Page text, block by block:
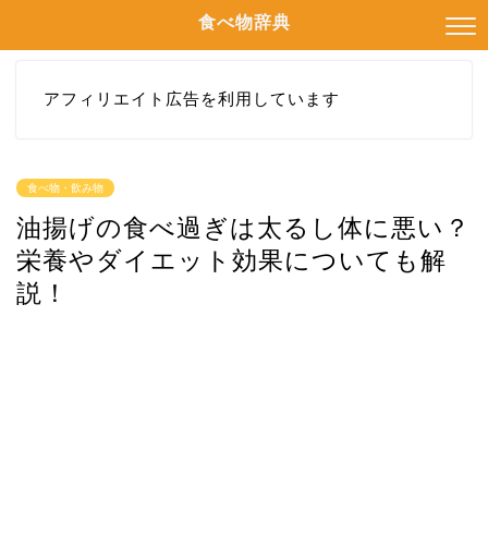
食べ物辞典
アフィリエイト広告を利用しています
食べ物・飲み物
油揚げの食べ過ぎは太るし体に悪い？
栄養やダイエット効果についても解
説！